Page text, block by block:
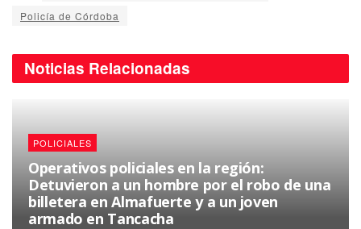
Policía de Córdoba
Noticias Relacionadas
POLICIALES
Operativos policiales en la región:
Detuvieron a un hombre por el robo de una
billetera en Almafuerte y a un joven
armado en Tancacha